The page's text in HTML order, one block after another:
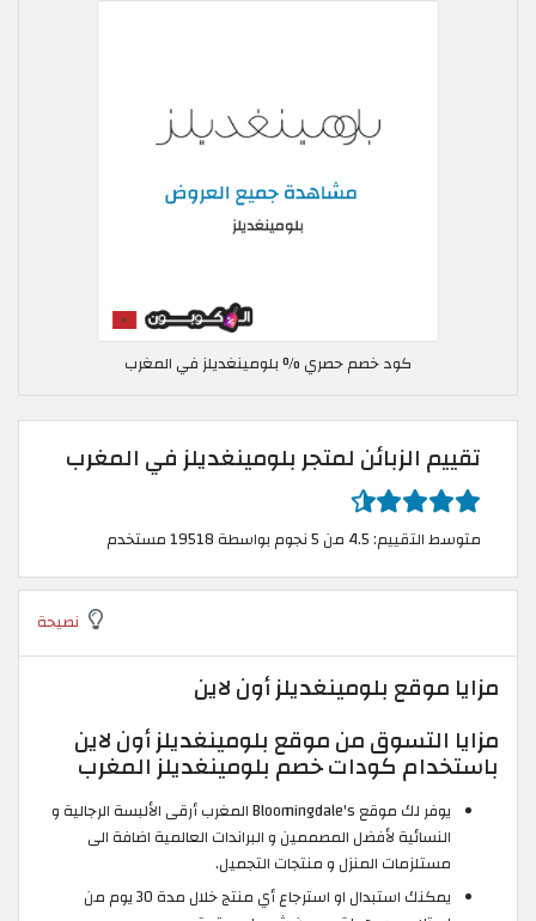
كود خصم حصري % بلومينغديلز في المغرب
تقييم الزبائن لمتجر بلومينغديلز في المغرب
متوسط التقييم: 4.5 من 5 نجوم بواسطة 19518 مستخدم
نصيحة
مزايا موقع بلومينغديلز أون لاين
مزايا التسوق من موقع بلومينغديلز أون لاين
باستخدام كودات خصم بلومينغديلز المغرب
يوفر لك موقع Bloomingdale's المغرب أرقى الألبسة الرجالية و
النسائية لأفضل المصممين و البراندات العالمية اضافة الى
مستلزمات المنزل و منتجات التجميل.
يمكنك استبدال او استرجاع أي منتج خلال مدة 30 يوم من